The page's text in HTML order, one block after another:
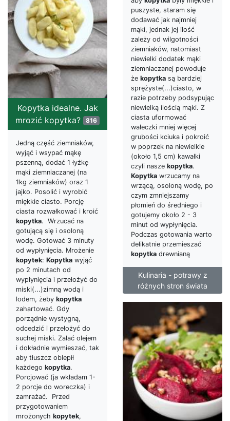
puszyste, staram się
dodawać jak najmniej
mąki, jednak jej ilość
zależy od wilgotności
ziemniaków, natomiast
niewielki dodatek mąki
ziemniaczanej powoduje
że kopytka są bardziej
sprężyste(...)ciasto, w
razie potrzeby podsypując
niewielką ilością mąki. Z
ciasta uformować
wałeczki mniej więcej
grubości kciuka i pokroić
w poprzek na niewielkie
(około 1,5 cm) kawałki
czyli nasze kopytka.
Kopytka wrzucamy na
wrzącą, osoloną wodę, po
czym zmniejszamy
płomień do średniego i
gotujemy około 2 - 3
minut od wypłynięcia.
Podczas gotowania warto
delikatnie przemieszać
kopytka drewnianą
Kulinaria - potrawy z
różnych stron świata
Kopytka idealne. Jak
mrozić kopytka? 816
Jedną część ziemniaków,
wyjąć i wsypać mąkę
pszenną, dodać 1 łyżkę
mąki ziemniaczanej (na
1kg ziemniaków) oraz 1
jajko. Posolić i wyrobić
miękkie ciasto. Porcję
ciasta rozwałkować i kroić
kopytka. Wrzucać na
gotującą się i osoloną
wodę. Gotować 3 minuty
od wypłynięcia. Mrożenie
kopytek: Kopytka wyjąć
po 2 minutach od
wypłynięcia i przełożyć do
miski(...)zimną wodą i
lodem, żeby kopytka
zahartować. Gdy
porządnie wystygną,
odcedzić i przełożyć do
suchej miski. Zalać olejem
i dokładnie wymieszać, tak
aby tłuszcz oblepił
każdego kopytka.
Porcjować (ja wkładam 1-
2 porcje do woreczka) i
zamrażać. Przed
przygotowaniem
mrożonych kopytek,